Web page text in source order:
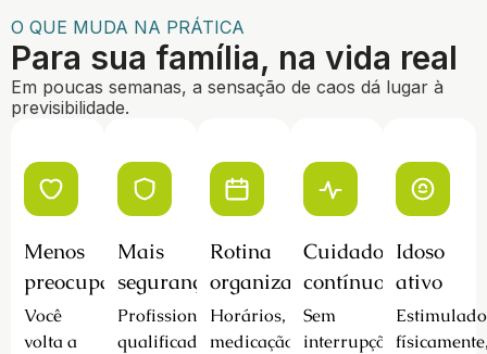
O QUE MUDA NA PRÁTICA
Para sua família, na vida real
Em poucas semanas, a sensação de caos dá lugar à
previsibilidade.
Menos
preocupação
Você
volta a
Mais
segurança
Profissionais
qualificados
Rotina
organizada
Horários,
medicação
Cuidado
contínuo
Sem
interrupções,
Idoso
ativo
Estimulado